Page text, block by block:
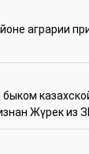
аграрии
Жүрек из